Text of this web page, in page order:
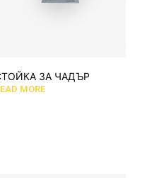
ЗА ЧАДЪР
MORE